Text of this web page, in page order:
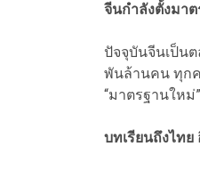
จีนกำลังตั้งมา
ปัจจุบันจีนเป็น
พันล้านคน ทุก
“มาตรฐานให
บทเรียนถึงไท